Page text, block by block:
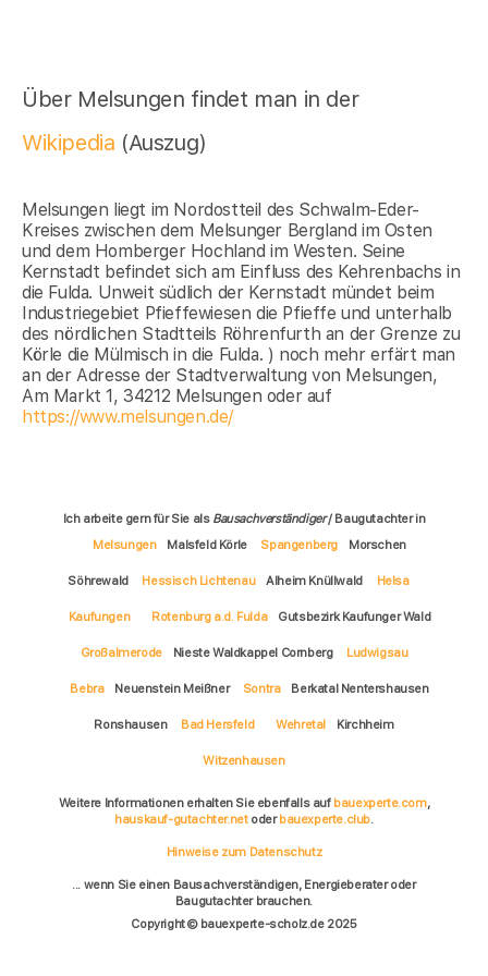
Über Melsungen findet man in der
Wikipedia (Auszug)
Melsungen liegt im Nordostteil des Schwalm-Eder-
Kreises zwischen dem Melsunger Bergland im Osten
und dem Homberger Hochland im Westen. Seine
Kernstadt befindet sich am Einfluss des Kehrenbachs in
die Fulda. Unweit südlich der Kernstadt mündet beim
Industriegebiet Pfieffewiesen die Pfieffe und unterhalb
des nördlichen Stadtteils Röhrenfurth an der Grenze zu
Körle die Mülmisch in die Fulda. ) noch mehr erfärt man
an der Adresse der Stadtverwaltung von Melsungen,
Am Markt 1, 34212 Melsungen oder auf
https://www.melsungen.de/
Ich arbeite gern für Sie als Bausachverständiger/ Baugutachter in
Melsungen
Malsfeld Körle Spangenberg Morschen
Söhrewald Hessisch Lichtenau Alheim Knüllwald Helsa
Kaufungen Rotenburg a.d. Fulda Gutsbezirk Kaufunger Wald
Großalmerode Nieste Waldkappel Cornberg Ludwigsau
Bebra Neuenstein Meißner Sontra Berkatal Nentershausen
Ronshausen Bad Hersfeld Wehretal Kirchheim
Witzenhausen
Weitere Informationen erhalten Sie ebenfalls auf bauexperte.com,
hauskauf-gutachter.netoderbauexperte.club.
Hinweise zum Datenschutz
... wenn Sie einen Bausachverständigen, Energieberater oder
Baugutachter brauchen.
Copyright © bauexperte-scholz.de 2025